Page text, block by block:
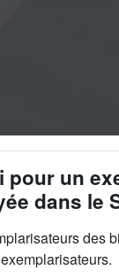
pour un
dans le